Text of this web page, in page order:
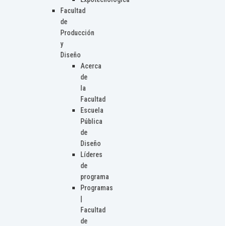
Facultad
de
Producción
y
Diseño
Acerca
de
la
Facultad
Escuela
Pública
de
Diseño
Líderes
de
programa
Programas
Facultad
de